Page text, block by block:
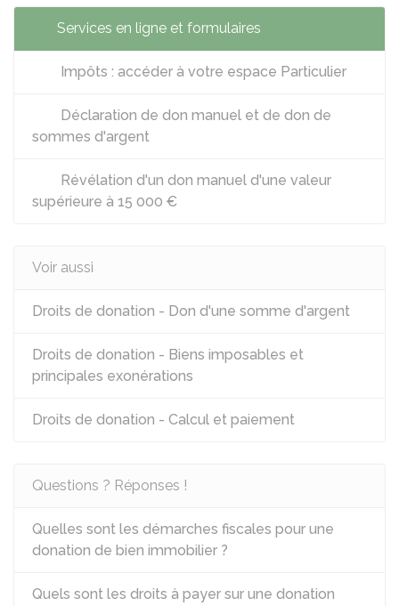
Services en ligne et formulaires
Impôts : accéder à votre espace Particulier
Déclaration de don manuel et de don de
sommes d'argent
Révélation d'un don manuel d'une valeur
supérieure à 15 000 €
Voir aussi
Droits de donation - Don d'une somme d'argent
Droits de donation - Biens imposables et
principales exonérations
Droits de donation - Calcul et paiement
Questions ? Réponses !
Quelles sont les démarches fiscales pour une
donation de bien immobilier ?
Quels sont les droits à payer sur une donation